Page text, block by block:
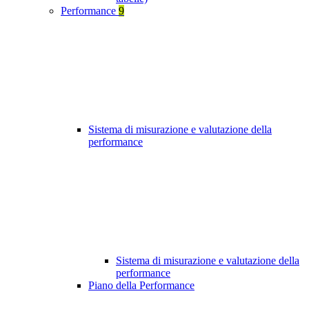
Performance 9
Sistema di misurazione e valutazione della
performance
Sistema di misurazione e valutazione della
performance
Piano della Performance